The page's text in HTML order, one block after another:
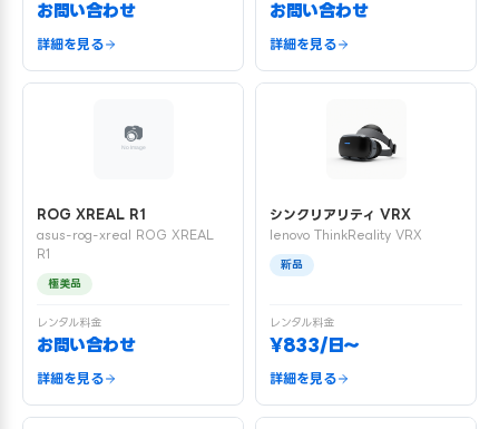
お問い合わせ
詳細を見る
お問い合わせ
詳細を見る
ROG XREAL R1
asus-rog-xreal ROG XREAL
R1
極美品
レンタル料金
お問い合わせ
詳細を見る
シンクリアリティ VRX
lenovo ThinkReality VRX
新品
レンタル料金
¥833/日〜
詳細を見る